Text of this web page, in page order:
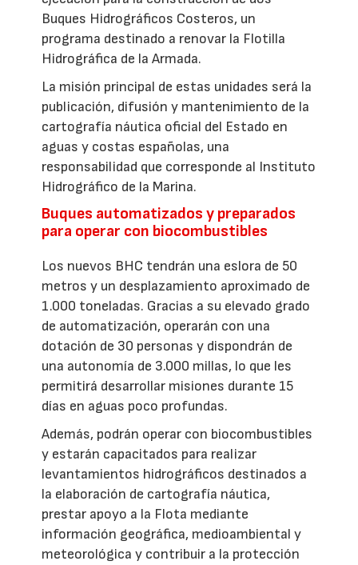
Buques Hidrográficos Costeros, un
programa destinado a renovar la Flotilla
Hidrográfica de la Armada.
La misión principal de estas unidades será la
publicación, difusión y mantenimiento de la
cartografía náutica oficial del Estado en
aguas y costas españolas, una
responsabilidad que corresponde al Instituto
Hidrográfico de la Marina.
Buques automatizados y preparados
para operar con biocombustibles
Los nuevos BHC tendrán una eslora de 50
metros y un desplazamiento aproximado de
1.000 toneladas. Gracias a su elevado grado
de automatización, operarán con una
dotación de 30 personas y dispondrán de
una autonomía de 3.000 millas, lo que les
permitirá desarrollar misiones durante 15
días en aguas poco profundas.
Además, podrán operar con biocombustibles
y estarán capacitados para realizar
levantamientos hidrográficos destinados a
la elaboración de cartografía náutica,
prestar apoyo a la Flota mediante
información geográfica, medioambiental y
meteorológica y contribuir a la protección